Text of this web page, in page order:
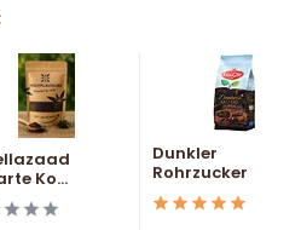
Ko...
Dunkler
Rohrzucker